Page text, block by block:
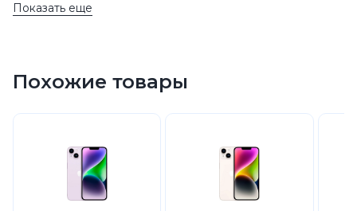
iPhone 14
Показать еще
Похожие товары